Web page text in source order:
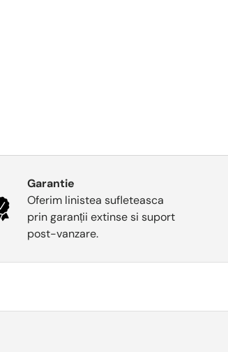
Garantie
Oferim linistea sufleteasca
prin garanții extinse si suport
post-vanzare.